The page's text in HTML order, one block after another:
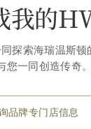
我的
探索海瑞温斯顿
您一同创造传奇。
品牌专门店信息